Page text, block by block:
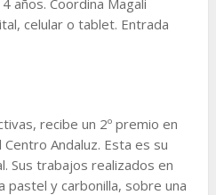
celular o tablet. Entrada
recibe un 2º premio en
Andaluz. Esta es su
Sus trabajos realizados en
pastel y carbonilla, sobre una